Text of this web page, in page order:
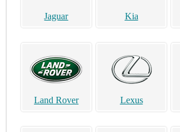
Jaguar Kia
Land Rover Lexus